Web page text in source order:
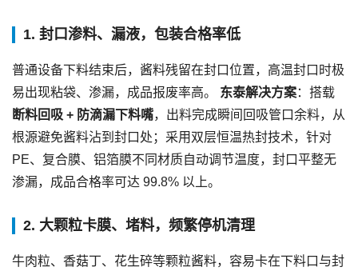
1. 封口渗料、漏液，包装合格率低
普通设备下料结束后，酱料残留在封口位置，高温封口时极
易出现粘袋、渗漏，成品报废率高。 东泰解决方案：搭载
断料回吸 + 防滴漏下料嘴，出料完成瞬间回吸管口余料，从
根源避免酱料沾到封口处；采用双层恒温热封技术，针对
PE、复合膜、铝箔膜不同材质自动调节温度，封口平整无
渗漏，成品合格率可达 99.8% 以上。
2. 大颗粒卡膜、堵料，频繁停机清理
牛肉粒、香菇丁、花生碎等颗粒酱料，容易卡在下料口与封